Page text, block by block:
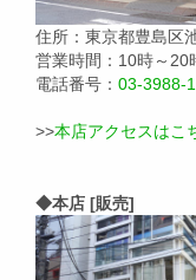
住所：東京都豊島区
営業時間：10時～20
電話番号： 03-3988-
>>本店アクセスはこ
◆本店 [販売]